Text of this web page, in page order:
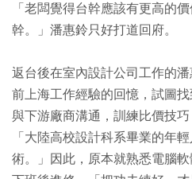
「老闆覺得台幹應該有更高的
幹。」潘惠鈴只好打道回府。
返台後在室內設計公司工作的
前上海工作經驗的回憶，試圖
與下游廠商溝通，訓練比價技
「大陸高校設計科系畢業的年
術。」因此，原本就熟悉電腦